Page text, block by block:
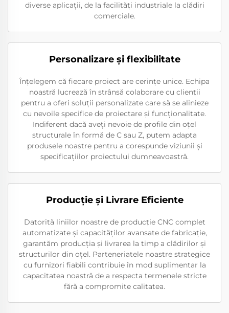
diverse aplicații, de la facilități industriale la clădiri
comerciale.
Personalizare și flexibilitate
Înțelegem că fiecare proiect are cerințe unice. Echipa
noastră lucrează în strânsă colaborare cu clienții
pentru a oferi soluții personalizate care să se alinieze
cu nevoile specifice de proiectare și funcționalitate.
Indiferent dacă aveți nevoie de profile din oțel
structurale în formă de C sau Z, putem adapta
produsele noastre pentru a corespunde viziunii și
specificațiilor proiectului dumneavoastră.
Producție și Livrare Eficiente
Datorită liniilor noastre de producție CNC complet
automatizate și capacităților avansate de fabricație,
garantăm producția și livrarea la timp a clădirilor și
structurilor din oțel. Parteneriatele noastre strategice
cu furnizori fiabili contribuie în mod suplimentar la
capacitatea noastră de a respecta termenele stricte
fără a compromite calitatea.